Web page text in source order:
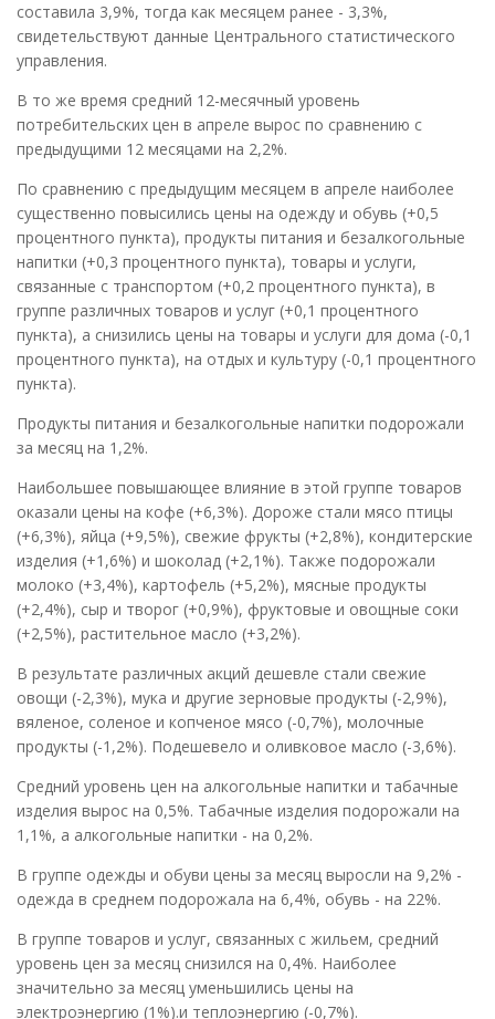
составила 3,9%, тогда как месяцем ранее - 3,3%,
свидетельствуют данные Центрального статистического
управления.
В то же время средний 12-месячный уровень
потребительских цен в апреле вырос по сравнению с
предыдущими 12 месяцами на 2,2%.
По сравнению с предыдущим месяцем в апреле наиболее
существенно повысились цены на одежду и обувь (+0,5
процентного пункта), продукты питания и безалкогольные
напитки (+0,3 процентного пункта), товары и услуги,
связанные с транспортом (+0,2 процентного пункта), в
группе различных товаров и услуг (+0,1 процентного
пункта), а снизились цены на товары и услуги для дома (-0,1
процентного пункта), на отдых и культуру (-0,1 процентного
пункта).
Продукты питания и безалкогольные напитки подорожали
за месяц на 1,2%.
Наибольшее повышающее влияние в этой группе товаров
оказали цены на кофе (+6,3%). Дороже стали мясо птицы
(+6,3%), яйца (+9,5%), свежие фрукты (+2,8%), кондитерские
изделия (+1,6%) и шоколад (+2,1%). Также подорожали
молоко (+3,4%), картофель (+5,2%), мясные продукты
(+2,4%), сыр и творог (+0,9%), фруктовые и овощные соки
(+2,5%), растительное масло (+3,2%).
В результате различных акций дешевле стали свежие
овощи (-2,3%), мука и другие зерновые продукты (-2,9%),
вяленое, соленое и копченое мясо (-0,7%), молочные
продукты (-1,2%). Подешевело и оливковое масло (-3,6%).
Средний уровень цен на алкогольные напитки и табачные
изделия вырос на 0,5%. Табачные изделия подорожали на
1,1%, а алкогольные напитки - на 0,2%.
В группе одежды и обуви цены за месяц выросли на 9,2% -
одежда в среднем подорожала на 6,4%, обувь - на 22%.
В группе товаров и услуг, связанных с жильем, средний
уровень цен за месяц снизился на 0,4%. Наиболее
значительно за месяц уменьшились цены на
электроэнергию (1%).и теплоэнергию (-0,7%).